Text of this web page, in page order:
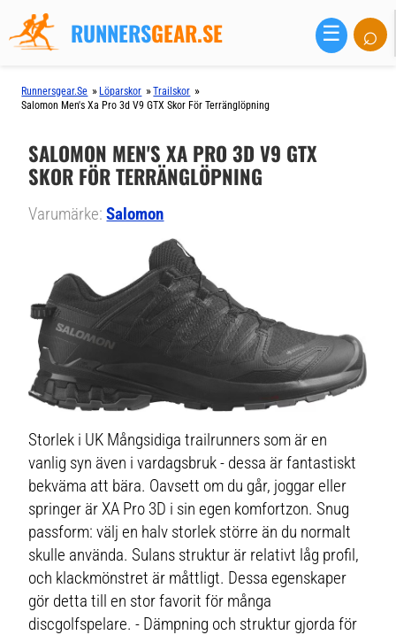
RUNNERSGEAR.SE ☰ ⌕
Runnersgear.se » Löparskor »Trailskor »
Salomon Men's Xa Pro 3d V9 GTX Skor För Terränglöpning
SALOMON MEN'S XA PRO 3D V9 GTX
SKOR FÖR TERRÄNGLÖPNING
Varumärke:Salomon
Storlek i UK Mångsidiga trailrunners som är en
vanlig syn även i vardagsbruk - dessa är fantastiskt
bekväma att bära. Oavsett om du går, joggar eller
springer är XA Pro 3D i sin egen komfortzon. Snug
passform: välj en halv storlek större än du normalt
skulle använda. Sulans struktur är relativt låg profil,
och klackmönstret är måttligt. Dessa egenskaper
gör detta till en stor favorit för många
discgolfspelare. - Dämpning och struktur gjorda för